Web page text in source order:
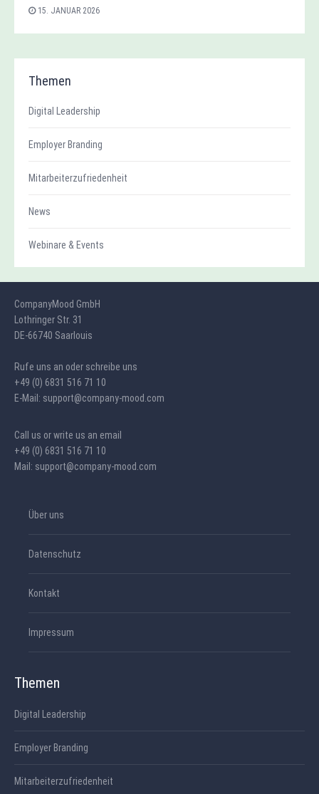
15. JANUAR 2026
Themen
Digital Leadership
Employer Branding
Mitarbeiterzufriedenheit
News
Webinare & Events
CompanyMood GmbH
Lothringer Str. 31
DE-66740 Saarlouis
Rufe uns an oder schreibe uns
+49 (0) 6831 516 71 10
E-Mail: support@company-mood.com
Call us or write us an email
+49 (0) 6831 516 71 10
Mail: support@company-mood.com
Über uns
Datenschutz
Kontakt
Impressum
Themen
Digital Leadership
Employer Branding
Mitarbeiterzufriedenheit